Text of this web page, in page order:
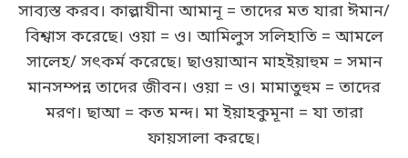
সাব্যস্ত করব। কাল্লাযীনা আমানূ = তাদের মত যারা ঈমান/
বিশ্বাস করেছে। ওয়া = ও। আমিলুস সলিহাতি = আমলে
সালেহ/ সৎকর্ম করেছে। ছাওয়াআন মাহইয়াহুম = সমান
মানসম্পন্ন তাদের জীবন। ওয়া = ও। মামাতুহুম = তাদের
মরণ। ছাআ = কত মন্দ। মা ইয়াহকুমূনা = যা তারা
ফায়সালা করছে।